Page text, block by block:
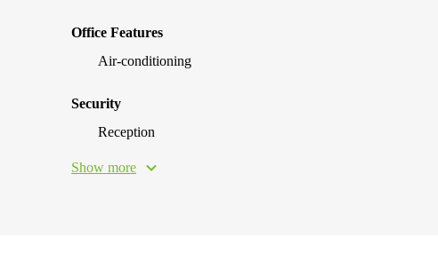
Office Features
Air-conditioning
Security
Reception
Show more